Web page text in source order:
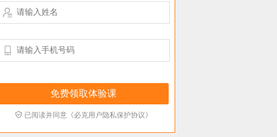


 已阅读并同意《必克用户隐私保护协议》